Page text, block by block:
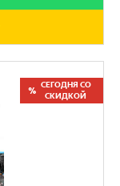
СЕГОДНЯ СО
СКИДКОЙ